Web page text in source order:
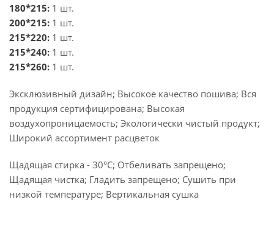
180*215: 1 шт.
200*215: 1 шт.
215*220: 1 шт.
215*240: 1 шт.
215*260: 1 шт.
Эксклюзивный дизайн; Высокое качество пошива; Вся
продукция сертифицирована; Высокая
воздухопроницаемость; Экологически чистый продукт;
Широкий ассортимент расцветок
Щадящая стирка - 30°C; Отбеливать запрещено;
Щадящая чистка; Гладить запрещено; Сушить при
низкой температуре; Вертикальная сушка